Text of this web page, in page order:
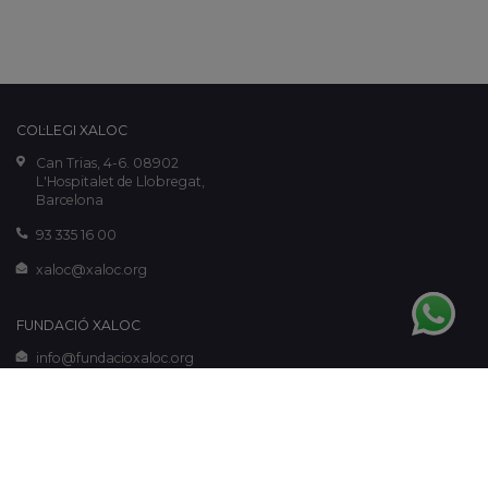
COL·LEGI XALOC
Can Trias, 4-6. 08902
L'Hospitalet de Llobregat,
Barcelona
93 335 16 00
xaloc@xaloc.org
FUNDACIÓ XALOC
info@fundacioxaloc.org